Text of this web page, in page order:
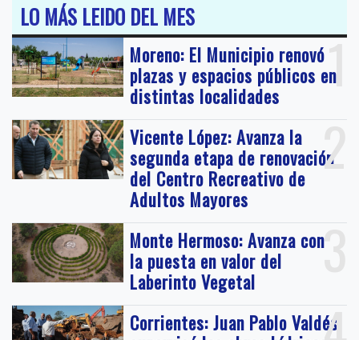
LO MÁS LEIDO DEL MES
1
Moreno: El Municipio renovó
plazas y espacios públicos en
distintas localidades
2
Vicente López: Avanza la
segunda etapa de renovación
del Centro Recreativo de
Adultos Mayores
3
Monte Hermoso: Avanza con
la puesta en valor del
Laberinto Vegetal
Corrientes: Juan Pablo Valdés